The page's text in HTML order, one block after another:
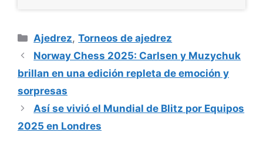
Categorías
Ajedrez,Torneos de ajedrez
Norway Chess 2025: Carlsen y Muzychuk
brillan en una edición repleta de emoción y
sorpresas
Así se vivió el Mundial de Blitz por Equipos
2025 en Londres